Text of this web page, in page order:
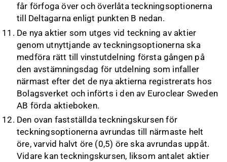
får förfoga över och överlåta teckningsoptionerna
till Deltagarna enligt punkten B nedan.
De nya aktier som utges vid teckning av aktier
genom utnyttjande av teckningsoptionerna ska
medföra rätt till vinstutdelning första gången på
den avstämningsdag för utdelning som infaller
närmast efter det de nya aktierna registrerats hos
Bolagsverket och införts i den av Euroclear Sweden
AB förda aktieboken.
Den ovan fastställda teckningskursen för
teckningsoptionerna avrundas till närmaste helt
öre, varvid halvt öre (0,5) öre ska avrundas uppåt.
Vidare kan teckningskursen, liksom antalet aktier